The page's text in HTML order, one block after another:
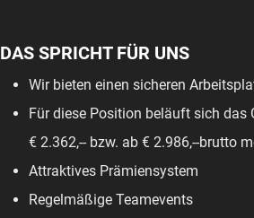
DAS SPRICHT FÜR UNS
Wir bieten einen sicheren
Für diese Position beläuft sich das
€ 2.362,-- bzw. ab € 2.986,--brutto
Attraktives Prämiensystem
Regelmäßige Teamevents